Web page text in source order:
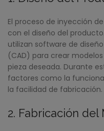
El proceso de inyección
con el diseño del
utilizan software de
(CAD) para crear
pieza deseada. Durante
factores como la
la facilidad de fabricación.
2. Fabricación del